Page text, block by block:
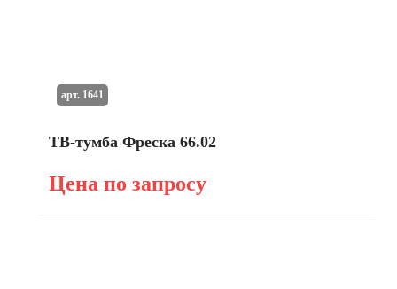
ТВ-тумба Фреска 66.02
Цена по запросу
арт. 1641